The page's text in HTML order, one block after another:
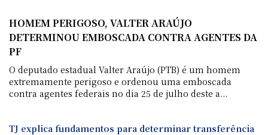
HOMEM PERIGOSO, VALTER ARAÚJO
DETERMINOU EMBOSCADA CONTRA AGENTES DA
PF
O deputado estadual Valter Araújo (PTB) é um homem
extremamente perigoso e ordenou uma emboscada
contra agentes federais no dia 25 de julho deste a...
TJ explica fundamentos para determinar transferência